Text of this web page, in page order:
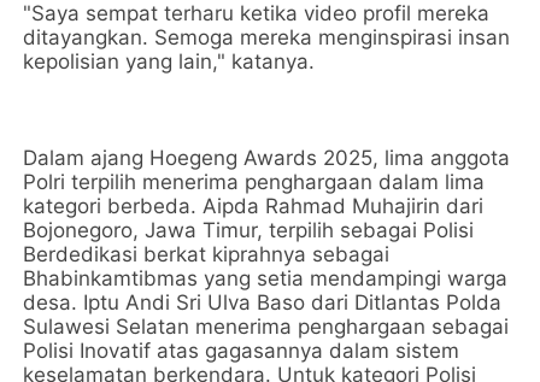
"Saya sempat terharu ketika video profil mereka
ditayangkan. Semoga mereka menginspirasi insan
kepolisian yang lain," katanya.
Dalam ajang Hoegeng Awards 2025, lima anggota
Polri terpilih menerima penghargaan dalam lima
kategori berbeda. Aipda Rahmad Muhajirin dari
Bojonegoro, Jawa Timur, terpilih sebagai Polisi
Berdedikasi berkat kiprahnya sebagai
Bhabinkamtibmas yang setia mendampingi warga
desa. Iptu Andi Sri Ulva Baso dari Ditlantas Polda
Sulawesi Selatan menerima penghargaan sebagai
Polisi Inovatif atas gagasannya dalam sistem
keselamatan berkendara. Untuk kategori Polisi